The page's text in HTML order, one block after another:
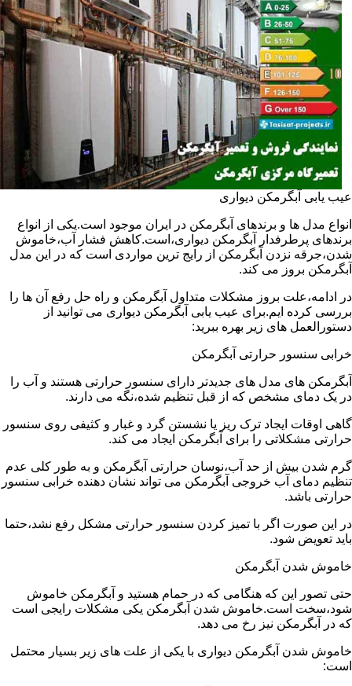
عیب یابی آبگرمکن دیواری
انواع مدل ها و برندهای آبگرمکن در ایران موجود است.یکی از انواع
برندهای پرطرفدار آبگرمکن دیواری،است.کاهش فشار آب،خاموش
شدن،جرقه نزدن آبگرمکن از رایج ترین مواردی است که در این مدل
آبگرمکن بروز می کند.
در ادامه،علت بروز مشکلات متداول آبگرمکن و راه حل رفع آن ها را
بررسی کرده ایم.برای عیب یابی آبگرمکن دیواری می توانید از
دستورالعمل های زیر بهره ببرید:
خرابی سنسور حرارتی آبگرمکن
آبگرمکن های مدل های جدیدتر دارای سنسور حرارتی هستند و آب را
در یک دمای مشخص که از قبل تنظیم شده،نگه می دارند.
گاهی اوقات ایجاد ترک ریز یا نشستن گرد و غبار و کثیفی روی سنسور
حرارتی مشکلاتی را برای آبگرمکن ایجاد می کند.
گرم شدن بیش از حد آب،نوسان حرارتی آبگرمکن و به طور کلی عدم
تنظیم دمای آب خروجی آبگرمکن می تواند نشان دهنده خرابی سنسور
حرارتی باشد.
در این صورت اگر با تمیز کردن سنسور حرارتی مشکل رفع نشد،حتما
باید تعویض شود.
خاموش شدن آبگرمکن
حتی تصور این که هنگامی که در حمام هستید و آبگرمکن خاموش
شود،سخت است.خاموش شدن آبگرمکن یکی مشکلات رایجی است
که در آبگرمکن نیز رخ می دهد.
خاموش شدن آبگرمکن دیواری با یکی از علت های زیر بسیار محتمل
است: